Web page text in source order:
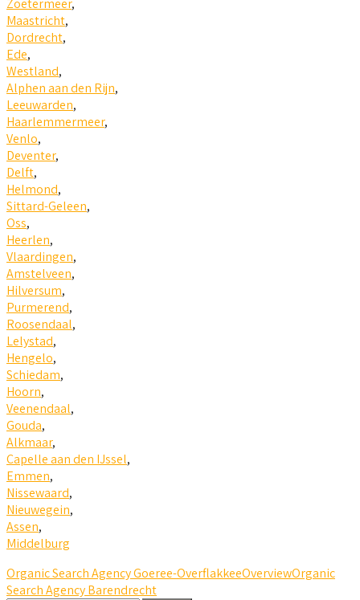
Zoetermeer,
Maastricht,
Dordrecht,
Ede,
Westland,
Alphen aan den Rijn,
Leeuwarden,
Haarlemmermeer,
Venlo,
Deventer,
Delft,
Helmond,
Sittard-Geleen,
Oss,
Heerlen,
Vlaardingen,
Amstelveen,
Hilversum,
Purmerend,
Roosendaal,
Lelystad,
Hengelo,
Schiedam,
Hoorn,
Veenendaal,
Gouda,
Alkmaar,
Capelle aan den IJssel,
Emmen,
Nissewaard,
Nieuwegein,
Assen,
Middelburg
Organic Search Agency Goeree-OverflakkeeOverviewOrganic
Search Agency Barendrecht